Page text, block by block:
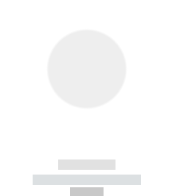
------------
----------- -----------